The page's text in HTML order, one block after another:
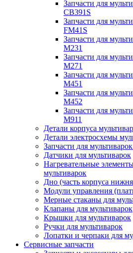
Запчасти для
CB391S
Запчасти для
FM41S
Запчасти для
M231
Запчасти для
M271
Запчасти для
M451
Запчасти для
M452
Запчасти для
M911
Детали корпуса
Детали электросхемы
Запчасти для
Датчики для мультиварок
Нагревательные
мультиварок
Дно (часть корпуса
Модули управления
Мерные стаканы для
Клапаны для мультиварок
Крышки для мультиварок
Ручки для мультиварок
Лопатки и черпаки для
Сервисные запчасти